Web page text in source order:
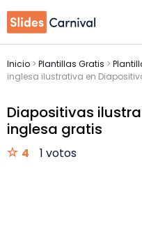
Inicio > Plantillas Gratis >
inglesa ilustrativa en
Diapositivas
inglesa gratis
4 1 votos